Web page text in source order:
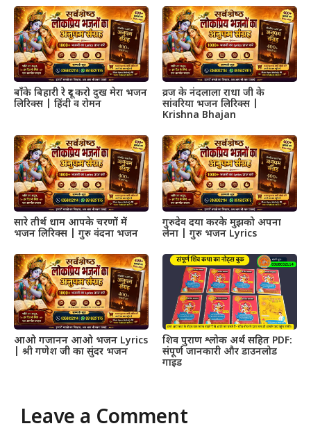
बाँके बिहारी रे दूर करो दुख मेरा भजन
लिरिक्स | हिंदी व रोमन
व्रज के नंदलाला राधा जी के
सांवरिया भजन लिरिक्स |
Krishna Bhajan
सारे तीर्थ धाम आपके चरणों में
भजन लिरिक्स | गुरु वंदना भजन
गुरुदेव दया करके मुझको अपना
लेना | गुरु भजन Lyrics
आओ गजानन आओ भजन Lyrics
| श्री गणेश जी का सुंदर भजन
शिव पुराण श्लोक अर्थ सहित PDF:
संपूर्ण जानकारी और डाउनलोड
गाइड
Leave a Comment